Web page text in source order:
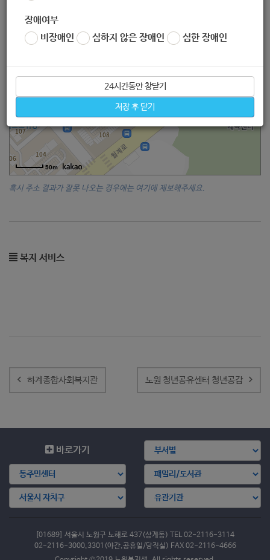
장애여부
비장애인
심하지 않은 장애인 심한 장애인
24시간동안 창닫기
저장 후 닫기
50m
혹시 주소 결과가 잘못 나오는 경우에는 여기에 제보해주세요.
복지 서비스
내
비 하계종합사회복지관 노원 청년공유센터 청년공감
바로가기
[01689] 서울시 노원구 노해로 437(상계동) TEL 02-2116-3114
02-2116-3000,3301(야간,공휴일/당직실) FAX 02-2116-4666